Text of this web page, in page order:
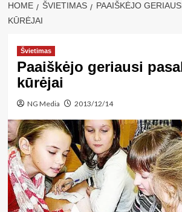
HOME ŠVIETIMAS
PAAIŠKĖJO
KŪRĖJAI
Švietimas
Paaiškėjo geriausi
kūrėjai
NG Media 2013/12/14